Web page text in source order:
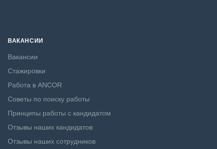
ВАКАНСИИ
Вакансии
Стажировки
Работа в ANCOR
Советы по поиску работы
Принципы работы с кандидатом
Отзывы наших кандидатов
Отзывы наших сотрудников